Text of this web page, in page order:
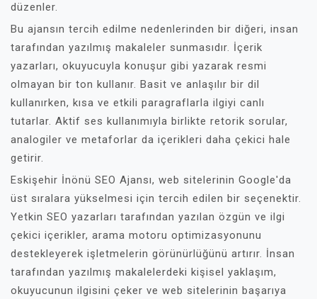
düzenler.
Bu ajansın tercih edilme nedenlerinden bir diğeri, insan
tarafından yazılmış makaleler sunmasıdır. İçerik
yazarları, okuyucuyla konuşur gibi yazarak resmi
olmayan bir ton kullanır. Basit ve anlaşılır bir dil
kullanırken, kısa ve etkili paragraflarla ilgiyi canlı
tutarlar. Aktif ses kullanımıyla birlikte retorik sorular,
analogiler ve metaforlar da içerikleri daha çekici hale
getirir.
Eskişehir İnönü SEO Ajansı, web sitelerinin Google'da
üst sıralara yükselmesi için tercih edilen bir seçenektir.
Yetkin SEO yazarları tarafından yazılan özgün ve ilgi
çekici içerikler, arama motoru optimizasyonunu
destekleyerek işletmelerin görünürlüğünü artırır. İnsan
tarafından yazılmış makalelerdeki kişisel yaklaşım,
okuyucunun ilgisini çeker ve web sitelerinin başarıya